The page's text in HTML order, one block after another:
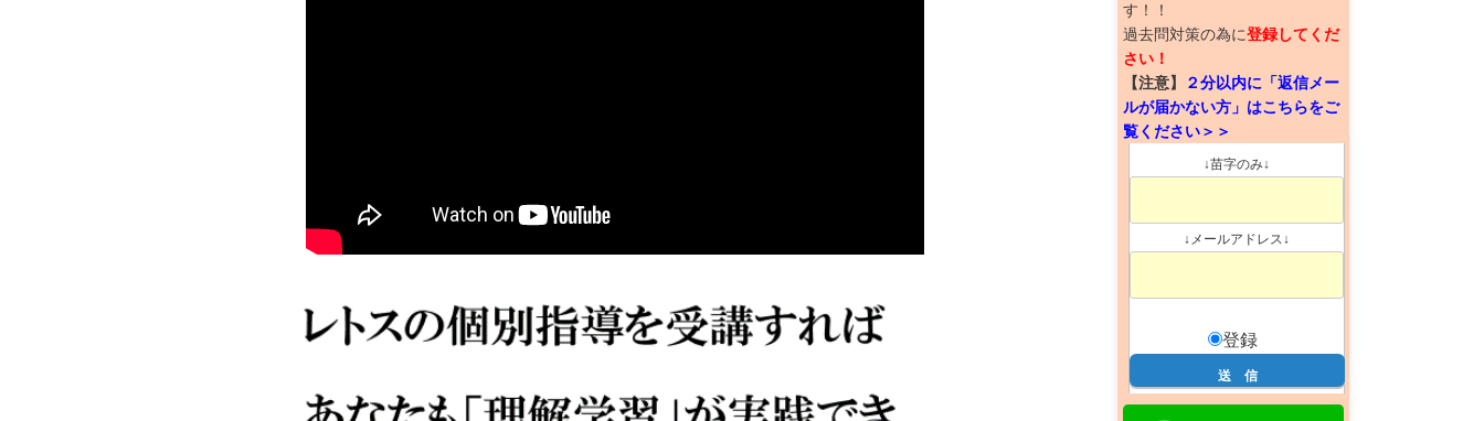
す！！
過去問対策の為に登録してくだ
さい！
【注意】
２分以内に「返信メー
ルが届かない方」はこちらをご
覧ください＞＞
↓苗字のみ↓
↓メールアドレス↓
登録